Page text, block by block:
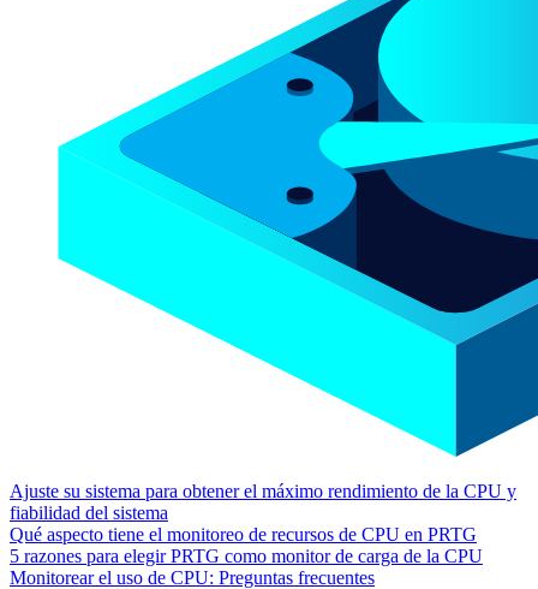
Ajuste su sistema para obtener el máximo rendimiento de la CPU y
fiabilidad del sistema
Qué aspecto tiene el monitoreo de recursos de CPU en PRTG
5 razones para elegir PRTG como monitor de carga de la CPU
Monitorear el uso de CPU: Preguntas frecuentes